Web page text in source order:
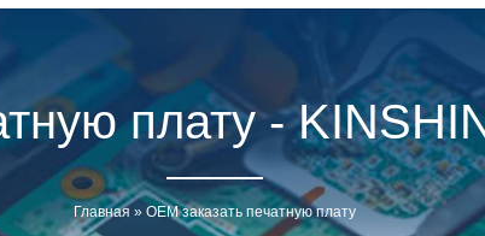
плату -
Главная » OEM заказать печатную плату